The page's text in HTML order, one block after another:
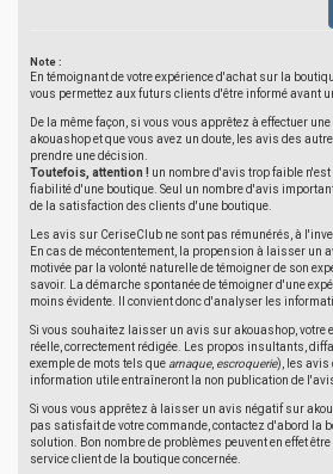
Note :
En témoignant de votre expérience d'achat sur la
vous permettez aux futurs clients d'être informé avant
De la même façon, si vous vous apprêtez à effectuer
akouashop et que vous avez un doute, les avis des
prendre une décision.
Toutefois, attention ! un nombre d'avis trop faible
fiabilité d'une boutique. Seul un nombre d'avis
de la satisfaction des clients d'une boutique.
Les avis sur CeriseClub ne sont pas rémunérés, à
En cas de mécontentement, la propension à laisser un
motivée par la volonté naturelle de témoigner de son
savoir. La démarche spontanée de témoigner d'une
moins évidente. Il convient donc d'analyser les
Si vous souhaitez laisser un avis sur akouashop, votre
réelle, correctement rédigée. Les propos insultants,
exemple de mots tels que arnaque, escroquerie), les avis
information utile entraîneront la non publication de
Si vous vous apprêtez à laisser un avis négatif sur
pas satisfait de votre commande, contactez d'abord la
solution. Bon nombre de problèmes peuvent en effet
service client de la boutique concernée.